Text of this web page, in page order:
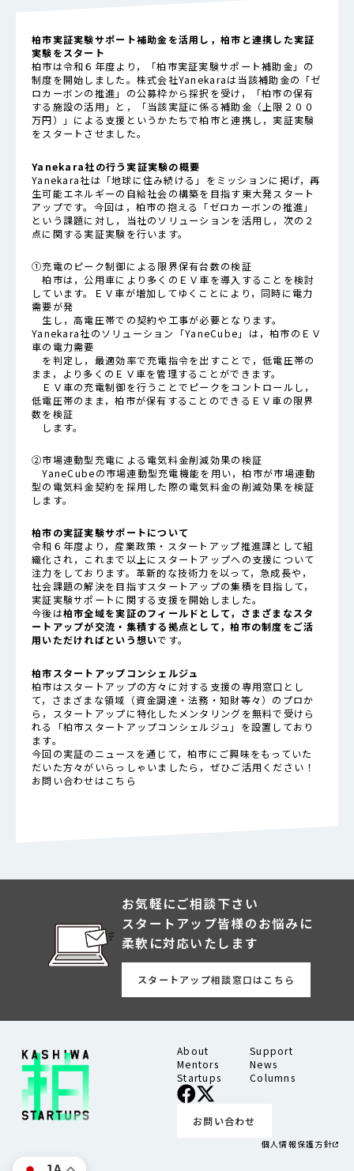
柏市実証実験サポート補助金を活用し，柏市と連携した実証
実験をスタート
柏市は令和６年度より，「柏市実証実験サポート補助金 」の
制度を開始しました。 株式会社Yanekaraは当該補助金の「ゼ
ロカーボンの推進」の公募枠から採択を受け，「柏市の保有
する施設の活用」と，「当該実証に係る補助金（上限２００
万円）」による支援というかたちで柏市と連携し，実証実験
をスタートさせました。
Yanekara社の行う実証実験の概要
Yanekara社は「地球に住み続ける」をミッションに掲げ，再
生可能エネルギーの自給社会の構築を目指す東大発スタート
アップです。今回は，柏市の抱える「ゼロカーボンの推進」
という課題に対し，当社のソリューションを活用し，次の２
点に関する実証実験を行います。
①充電のピーク制御による限界保有台数の検証
柏市は，公用車により多くのＥＶ車を導入することを検討
しています。ＥＶ車が増加してゆくことにより，同時に電力
需要が発
生し，高電圧帯での契約や工事が必要となります。
Yanekara社のソリューション「YaneCube 」は，柏市のＥＶ
車の電力需要
を判定し，最適効率で充電指令を出すことで，低電圧帯の
まま，より多くのＥＶ車を管理することができます。
ＥＶ車の充電制御を行うことでピークをコントロールし，
低電圧帯のまま，柏市が保有することのできるＥＶ車の限界
数を検証
します。
②市場連動型充電による電気料金削減効果の検証
YaneCubeの市場連動型充電機能を用い，柏市が市場連動
型の電気料金契約を採用した際の電気料金の削減効果を検証
します。
柏市の実証実験サポートについて
令和６年度より，産業政策・スタートアップ推進課として組
織化され，これまで以上にスタートアップへの支援について
注力をしております。革新的な技術力を以って，急成長や，
社会課題の解決を目指すスタートアップの集積を目指して，
実証実験サポートに関する支援を開始しました。
今後は柏市全域を実証のフィールドとして，さまざまなスタ
ートアップが交流・集積する拠点として，柏市の制度をご活
用いただければという想いです。
柏市スタートアップコンシェルジュ
柏市はスタートアップの方々に対する支援の専用窓口とし
て，さまざまな領域（資金調達・法務・知財等々）のプロか
ら，スタートアップに特化したメンタリングを無料で受けら
れる「柏市スタートアップコンシェルジュ 」を設置しており
ます。
今回の実証のニュースを通じて，柏市にご興味をもっていた
だいた方々がいらっしゃいましたら，ぜひご活用ください！
お問い合わせはこちら
お気軽にご相談下さい
スタートアップ皆様のお悩みに
柔軟に対応いたします
スタートアップ相談窓口はこちら
About
Support
Mentors
News
Startups
Columns
お問い合わせ
個人情報保護方針